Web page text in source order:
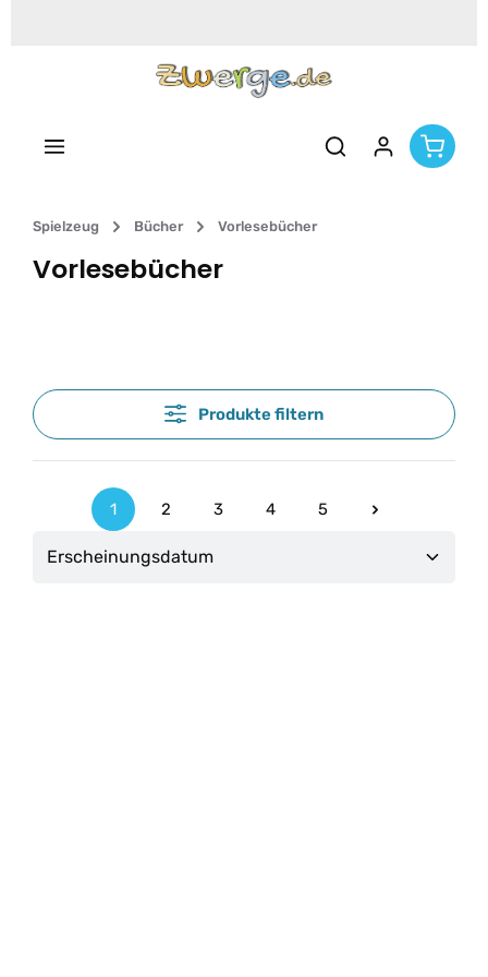
Spielzeug Bücher Vorlesebücher
Vorlesebücher
Produkte filtern
Seite
1
Seite
2
Seite
3
Seite
4
Seite
5